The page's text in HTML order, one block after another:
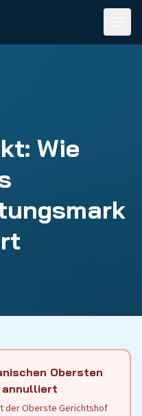
Wie
Obersten
der Oberste Gerichtshof